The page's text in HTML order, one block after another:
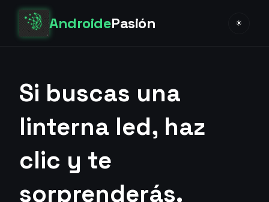
AndroidePasión ☀
Si buscas una
linterna led, haz
clic y te
sorprenderás.